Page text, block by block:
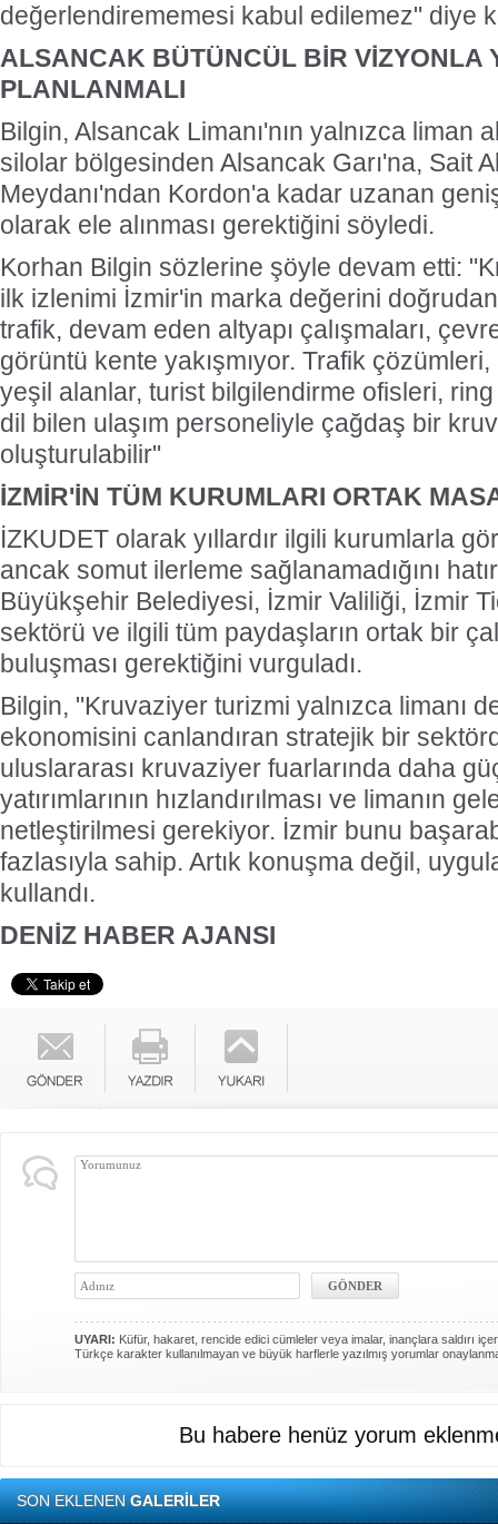
değerlendirememesi kabul edilemez" diye
ALSANCAK BÜTÜNCÜL BİR VİZYONLA
PLANLANMALI
Bilgin, Alsancak Limanı'nın yalnızca liman
silolar bölgesinden Alsancak Garı'na, Sait
Meydanı'ndan Kordon'a kadar uzanan
olarak ele alınması gerektiğini söyledi.
Korhan Bilgin sözlerine şöyle devam etti:
ilk izlenimi İzmir'in marka değerini
trafik, devam eden altyapı çalışmaları,
görüntü kente yakışmıyor. Trafik
yeşil alanlar, turist bilgilendirme ofisleri, ring
dil bilen ulaşım personeliyle çağdaş bir
oluşturulabilir"
İZMİR'İN TÜM KURUMLARI ORTAK
İZKUDET olarak yıllardır ilgili kurumlarla
ancak somut ilerleme sağlanamadığını
Büyükşehir Belediyesi, İzmir Valiliği, İzmir
sektörü ve ilgili tüm paydaşların ortak bir
buluşması gerektiğini vurguladı.
Bilgin, "Kruvaziyer turizmi yalnızca limanı
ekonomisini canlandıran stratejik bir
uluslararası kruvaziyer fuarlarında daha
yatırımlarının hızlandırılması ve limanın
netleştirilmesi gerekiyor. İzmir bunu
fazlasıyla sahip. Artık konuşma değil,
kullandı.
DENİZ HABER AJANSI
UYARI: Küfür, hakaret, rencide edici cümleler veya imalar, inançlara saldırı
Türkçe karakter kullanılmayan ve büyük harflerle yazılmış yorumlar
Bu habere henüz yorum
SON EKLENENGALERİLER